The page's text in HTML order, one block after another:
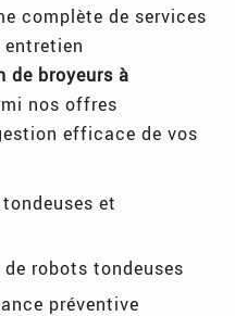
complète de services
de broyeurs à
nos offres
efficace de vos
et
robots tondeuses
préventive